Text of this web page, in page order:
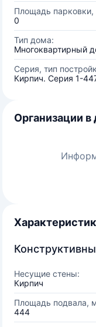
Площадь парковки,
0
Тип дома:
Многоквартирный
Серия, тип
Кирпич. Серия 1-
Организации в
Несущие стены:
Кирпич
Площадь подвала,
444